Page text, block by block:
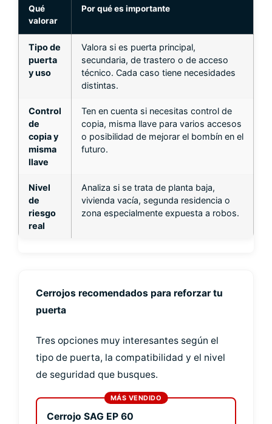
Qué
valorar
Por qué es importante
Tipo de
puerta
y uso
Valora si es puerta principal,
secundaria, de trastero o de acceso
técnico. Cada caso tiene necesidades
distintas.
Control
de
copia y
misma
llave
Ten en cuenta si necesitas control de
copia, misma llave para varios accesos
o posibilidad de mejorar el bombín en el
futuro.
Nivel
de
riesgo
real
Analiza si se trata de planta baja,
vivienda vacía, segunda residencia o
zona especialmente expuesta a robos.
Cerrojos recomendados para reforzar tu
puerta
Tres opciones muy interesantes según el
tipo de puerta, la compatibilidad y el nivel
de seguridad que busques.
Cerrojo SAG EP 60